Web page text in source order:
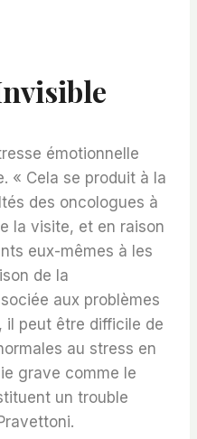
émotionnelle
« Cela se produit à la
des oncologues à
la visite, et en raison
eux-mêmes à les
de la
aux problèmes
il peut être difficile de
au stress en
grave comme le
un trouble